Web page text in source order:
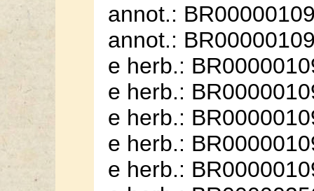
annot.:
annot.:
e herb.:
e herb.:
e herb.:
e herb.:
e herb.: